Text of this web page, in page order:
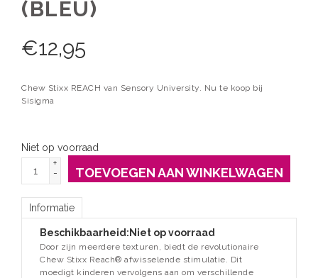
(BLEU)
€12,95
Chew Stixx REACH van Sensory University. Nu te koop bij
Sisigma
Niet op voorraad
+
-
TOEVOEGEN AAN WINKELWAGEN
Informatie
Beschikbaarheid:Niet op voorraad
Door zijn meerdere texturen, biedt de revolutionaire
Chew Stixx Reach® afwisselende stimulatie. Dit
moedigt kinderen vervolgens aan om verschillende